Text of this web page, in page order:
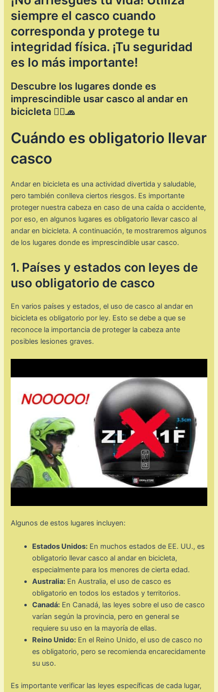
siempre el casco cuando
corresponda y protege tu
integridad física. ¡Tu seguridad
es lo más importante!
Descubre los lugares donde es
imprescindible usar casco al andar en
bicicleta 🚴‍♀️🧢
Cuándo es obligatorio llevar
casco
Andar en bicicleta es una actividad divertida y saludable,
pero también conlleva ciertos riesgos. Es importante
proteger nuestra cabeza en caso de una caída o accidente,
por eso, en algunos lugares es obligatorio llevar casco al
andar en bicicleta. A continuación, te mostraremos algunos
de los lugares donde es imprescindible usar casco.
1. Países y estados con leyes de
uso obligatorio de casco
En varios países y estados, el uso de casco al andar en
bicicleta es obligatorio por ley. Esto se debe a que se
reconoce la importancia de proteger la cabeza ante
posibles lesiones graves.
Algunos de estos lugares incluyen:
Estados Unidos: En muchos estados de EE. UU., es
obligatorio llevar casco al andar en bicicleta,
especialmente para los menores de cierta edad.
Australia: En Australia, el uso de casco es
obligatorio en todos los estados y territorios.
Canadá: En Canadá, las leyes sobre el uso de casco
varían según la provincia, pero en general se
requiere su uso en la mayoría de ellas.
Reino Unido: En el Reino Unido, el uso de casco no
es obligatorio, pero se recomienda encarecidamente
su uso.
Es importante verificar las leyes específicas de cada lugar,